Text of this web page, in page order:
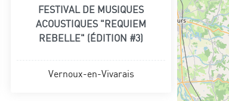
FESTIVAL DE MUSIQUES
ACOUSTIQUES "REQUIEM
REBELLE" (ÉDITION #3)
Vernoux-en-Vivarais